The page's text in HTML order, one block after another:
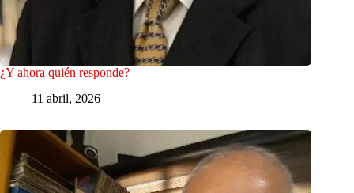
¿Y ahora quién responde?
11 abril, 2026